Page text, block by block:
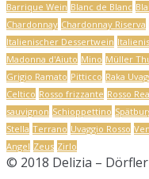
Barrique Wein Blanc de Blanc
Chardonnay Chardonnay Riserva
Italienischer Dessertwein
Madonna d'Aiuto Mino Müller
Grigio Ramato Pitticco Raka
Celtico Rosso frizzante Rosso
sauvignon Schioppettino
Stella Terrano Uvaggio Rosso
Angel Zeus Zirlo
© 2018 Delizia –